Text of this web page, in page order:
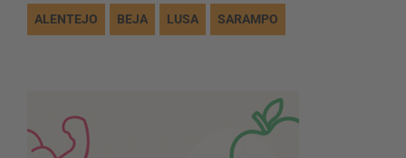
ALENTEJO BEJA LUSA SARAMPO